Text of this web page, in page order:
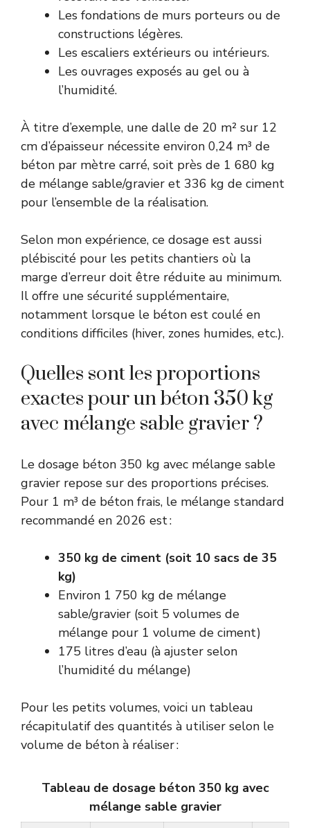
Les fondations de murs porteurs ou de
constructions légères.
Les escaliers extérieurs ou intérieurs.
Les ouvrages exposés au gel ou à
l’humidité.
À titre d’exemple, une dalle de 20 m² sur 12
cm d’épaisseur nécessite environ 0,24 m³ de
béton par mètre carré, soit près de 1 680 kg
de mélange sable/gravier et 336 kg de ciment
pour l’ensemble de la réalisation.
Selon mon expérience, ce dosage est aussi
plébiscité pour les petits chantiers où la
marge d’erreur doit être réduite au minimum.
Il offre une sécurité supplémentaire,
notamment lorsque le béton est coulé en
conditions difficiles (hiver, zones humides, etc.).
Quelles sont les proportions
exactes pour un béton 350 kg
avec mélange sable gravier ?
Le dosage béton 350 kg avec mélange sable
gravier repose sur des proportions précises.
Pour 1 m³ de béton frais, le mélange standard
recommandé en 2026 est :
350 kg de ciment (soit 10 sacs de 35
kg)
Environ 1 750 kg de mélange
sable/gravier (soit 5 volumes de
mélange pour 1 volume de ciment)
175 litres d’eau (à ajuster selon
l’humidité du mélange)
Pour les petits volumes, voici un tableau
récapitulatif des quantités à utiliser selon le
volume de béton à réaliser :
Tableau de dosage béton 350 kg avec
mélange sable gravier